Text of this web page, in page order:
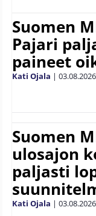
Suomen
Pajari
paineet
Kati Ojala | 03.08.2026
Suomen
ulosajon
paljasti
Kati Ojala | 03.08.2026